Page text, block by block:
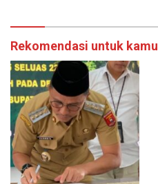
Rekomendasi untuk kamu